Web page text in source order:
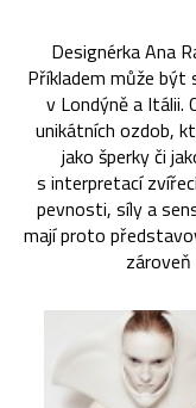
Designérka Ana
Příkladem může být
v Londýně a Itálii.
unikátních ozdob,
jako šperky či
s interpretací
pevnosti, síly a
mají proto